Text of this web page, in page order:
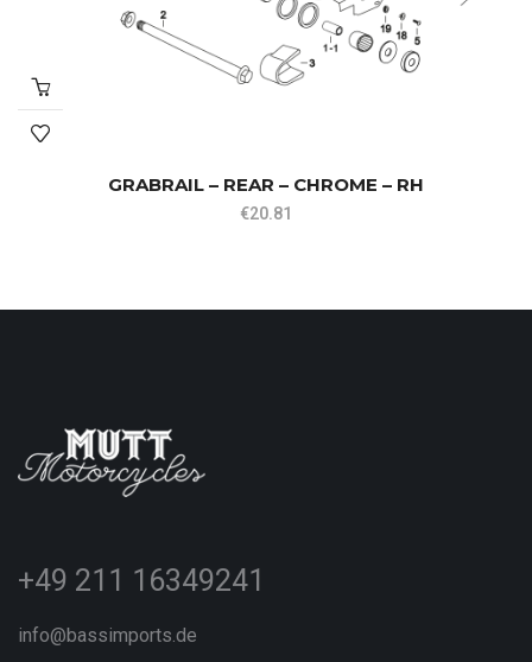
GRABRAIL – REAR – CHROME – RH
€20.81
+49 211 16349241
info@bassimports.de